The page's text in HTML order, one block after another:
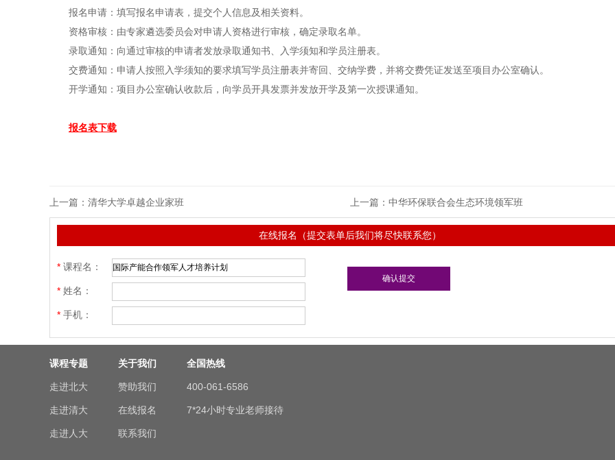
报名申请：填写报名申请表，提交个人信息及相关资料。
资格审核：由专家遴选委员会对申请人资格进行审核，确定录取名单。
录取通知：向通过审核的申请者发放录取通知书、入学须知和学员注册表。
交费通知：申请人按照入学须知的要求填写学员注册表并寄回、交纳学费，并将交费凭证发送至项目办公室确认。
开学通知：项目办公室确认收款后，向学员开具发票并发放开学及第一次授课通知。
报名表下载
上一篇： 清华大学卓越企业家班 上一篇： 中华环保联合会生态环境领军班
在线报名（提交表单后我们将尽快联系您）
* 课程名：
* 姓名：
* 手机：
课程专题
走进北大
走进清大
走进人大
关于我们
赞助我们
在线报名
联系我们
全国热线
400-061-6586
7*24小时专业老师接待